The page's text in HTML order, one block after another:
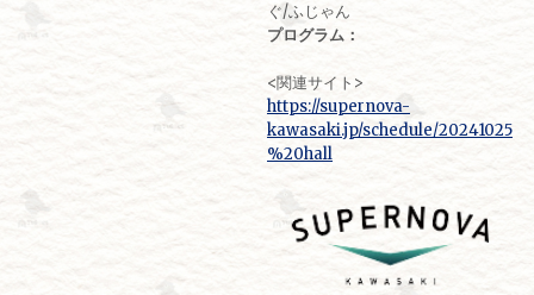
ぐ/ふじゃん
プログラム：
<関連サイト>
https://supernova-
kawasaki.jp/schedule/20241025
%20hall